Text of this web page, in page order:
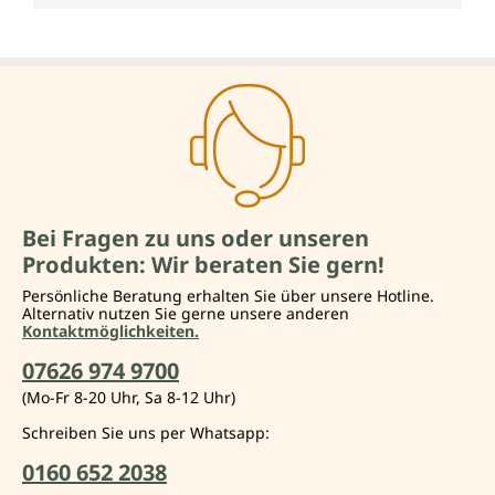
Bei Fragen zu uns oder unseren
Produkten: Wir beraten Sie gern!
Persönliche Beratung erhalten Sie über unsere Hotline.
Alternativ nutzen Sie gerne unsere anderen
Kontaktmöglichkeiten.
07626 974 9700
(Mo-Fr 8-20 Uhr, Sa 8-12 Uhr)
Schreiben Sie uns per Whatsapp:
0160 652 2038